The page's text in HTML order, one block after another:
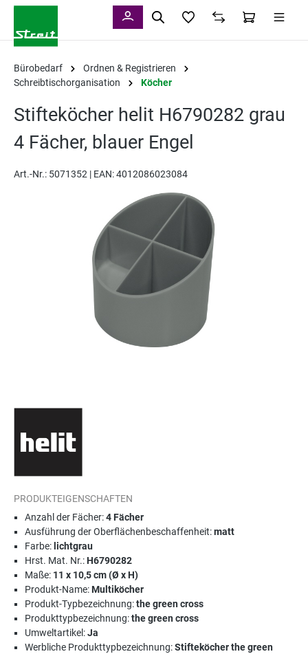
Bürobedarf
Ordnen & Registrieren
Schreibtischorganisation
Köcher
Stifteköcher helit H6790282 grau
4 Fächer, blauer Engel
Art.-Nr.: 5071352 | EAN: 4012086023084
PRODUKTEIGENSCHAFTEN
Anzahl der Fächer:4 Fächer
Ausführung der Oberflächenbeschaffenheit:matt
Farbe: lichtgrau
Hrst. Mat. Nr.:H6790282
Maße: 11 x 10,5 cm (Ø x H)
Produkt-Name:Multiköcher
Produkt-Typbezeichnung:the green cross
Produkttypbezeichnung:the green cross
Umweltartikel:Ja
Werbliche Produkttypbezeichnung:Stifteköcher the green